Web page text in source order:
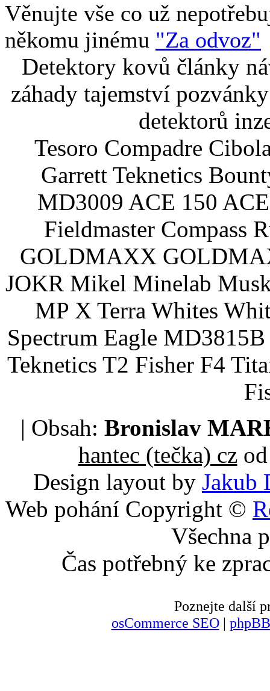
Věnujte vše co už
někomu jinému "Za odvoz"
Detektory kovů články
záhady tajemství
detektorů
Tesoro Compadre
Garrett Teknetics
MD3009 ACE 150
Fieldmaster Compass
GOLDMAXX
JOKR Mikel Minelab
MP X Terra Whites
Spectrum Eagle
Teknetics T2 Fisher F4
| Obsah: Bronislav
hantec (tečka) czod
Design layout by Jakub
Web pohání Copyright ©
Všechna
Čas potřebný ke
Poznejte další
osCommerce SEO|